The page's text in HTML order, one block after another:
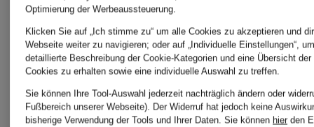
Zertifiziert
monari
Sweatshirt
monari
Hose in
Optimierung der Werbeaussteuerung.
Klicken Sie auf „Ich stimme zu“ um alle Cookies zu akzeptieren und
Webseite weiter zu navigieren; oder auf „Individuelle Einstellungen“,
detaillierte Beschreibung der Cookie-Kategorien und eine Übersicht
Cookies zu erhalten sowie eine individuelle Auswahl zu treffen.
Sie können Ihre Tool-Auswahl jederzeit nachträglich ändern oder
Fußbereich unserer Webseite). Der Widerruf hat jedoch keine
bisherige Verwendung der Tools und Ihrer Daten. Sie können hier den